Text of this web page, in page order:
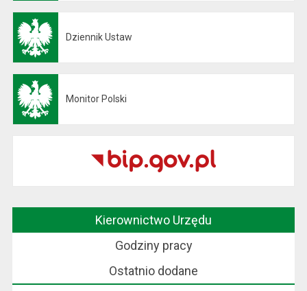
Dziennik Ustaw
Monitor Polski
Kierownictwo Urzędu
Godziny pracy
Ostatnio dodane